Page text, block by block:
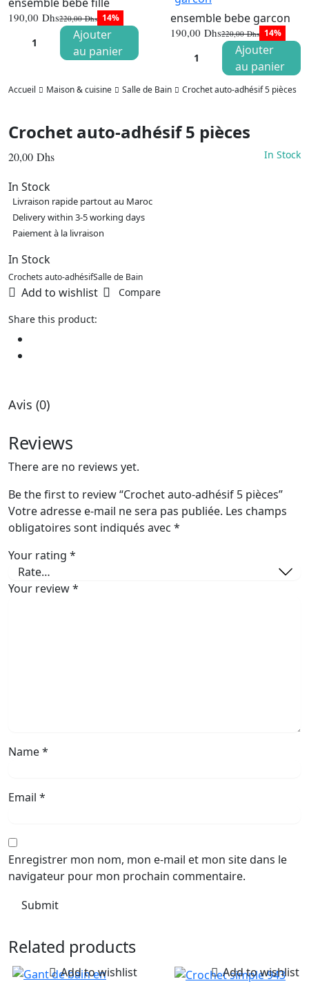
220,00Dhs
Le
prix
initial
était :
190,00 Dhs
Le
prix
actuel
est :
14%
Ajouter
au panier
ensemble bebe garcon
220,00Dhs
Le
prix
initial
était :
220,00
190,00 Dhs
Le
prix
actuel
est :
190,00
14%
Ajouter
au panier
Accueil Maison & cuisine Salle de Bain Crochet auto-adhésif 5 pièces
Crochet auto-adhésif 5 pièces
20,00 Dhs In Stock
In Stock
Livraison rapide partout au Maroc
Delivery within 3-5 working days
Paiement à la livraison
In Stock
Crochets auto-adhésifSalle de Bain
Add to wishlist Compare
Share this product:
Avis (0)
Reviews
There are no reviews yet.
Be the first to review “Crochet auto-adhésif 5 pièces”
Votre adresse e-mail ne sera pas publiée. Les champs
obligatoires sont indiqués avec *
Your rating *
Your review*
Name*
Email *
Enregistrer mon nom, mon e-mail et mon site dans le
navigateur pour mon prochain commentaire.
Related products
Add to wishlist
Add to wishlist